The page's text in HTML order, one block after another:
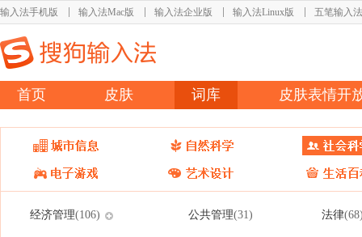
输入法手机版 输入法Mac版 输入法企业版 输入法Linux版 五笔输入法
首页 皮肤 词库 皮肤表情开
经济管理(106) 公共管理(31) 法律